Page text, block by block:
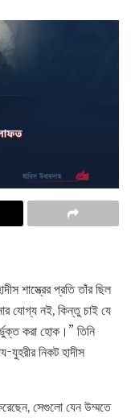
শাস্ত্রের প্রতি তাঁর ছিল
যোগ্য নই, কিন্তু চাই যে
নিকট হাদীস
সেগুলো যেন উম্মতে